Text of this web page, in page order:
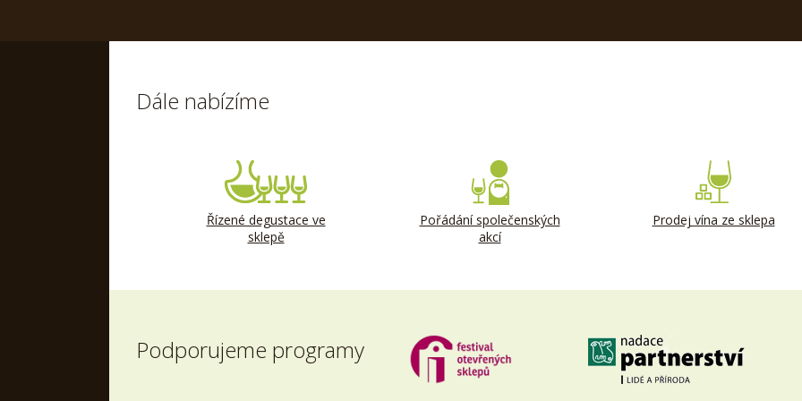
Dále nabízíme
Řízené degustace ve
sklepě
Pořádání společenských
akcí
Prodej vína ze sklepa
Podporujeme programy